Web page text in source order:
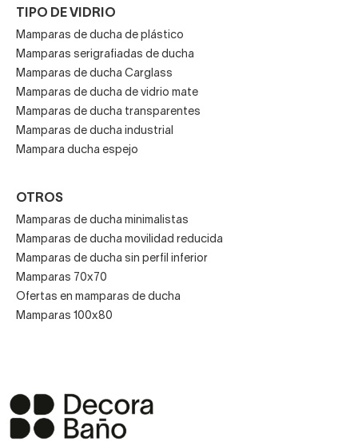
TIPO DE VIDRIO
Mamparas de ducha de plástico
Mamparas serigrafiadas de ducha
Mamparas de ducha Carglass
Mamparas de ducha de vidrio mate
Mamparas de ducha transparentes
Mamparas de ducha industrial
Mampara ducha espejo
OTROS
Mamparas de ducha minimalistas
Mamparas de ducha movilidad reducida
Mamparas de ducha sin perfil inferior
Mamparas 70x70
Ofertas en mamparas de ducha
Mamparas 100x80